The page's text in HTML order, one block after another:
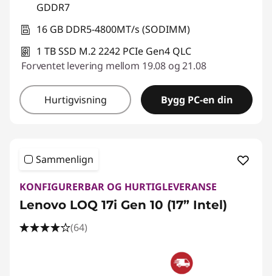
GDDR7
16 GB DDR5-4800MT/s (SODIMM)
1 TB SSD M.2 2242 PCIe Gen4 QLC
Forventet levering mellom 19.08 og 21.08
Hurtigvisning Bygg PC-en din
Sammenlign
KONFIGURERBAR OG HURTIGLEVERANSE
Lenovo LOQ 17i Gen 10 (17” Intel)
(64)